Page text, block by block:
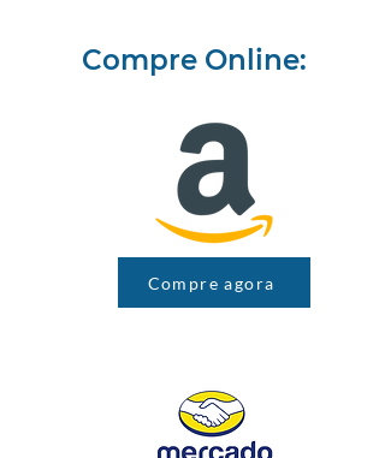
Compre Online:
Compre agora